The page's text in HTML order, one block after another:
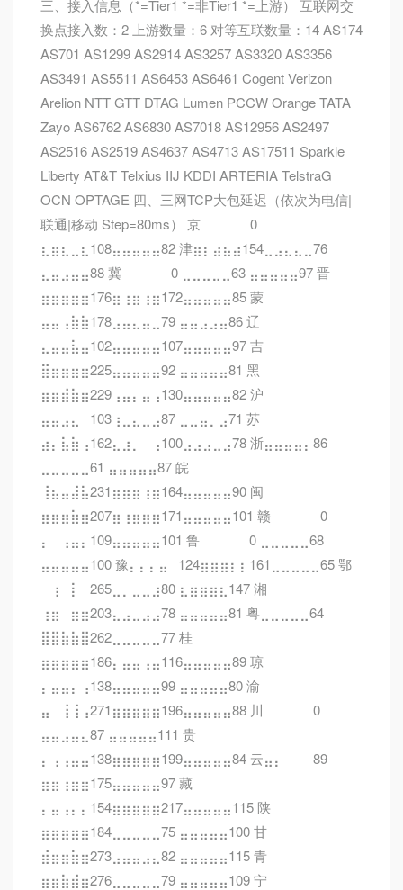
三、接入信息（*=Tier1 *=非Tier1 *=上游） 互联网交
换点接入数：2 上游数量：6 对等互联数量：14 AS174
AS701 AS1299 AS2914 AS3257 AS3320 AS3356
AS3491 AS5511 AS6453 AS6461 Cogent Verizon
Arelion NTT GTT DTAG Lumen PCCW Orange TATA
Zayo AS6762 AS6830 AS7018 AS12956 AS2497
AS2516 AS2519 AS4637 AS4713 AS17511 Sparkle
Liberty AT&T Telxius IIJ KDDI ARTERIA TelstraG
OCN OPTAGE 四、三网TCP大包延迟（依次为电信|
联通|移动 Step=80ms） 京⠀⠀⠀⠀⠀0
⣆⣶⣆⣀⣆108⣤⣤⣤⣤⣤82 津⣶⡆⣴⣦⣴154⣀⣠⣄⣄⣀76
⣄⣤⣠⣤⣤88 冀⠀⠀⠀⠀⠀0 ⣀⣀⣀⣀⣀63 ⣤⣤⣤⣤⣤97 晋
⣶⣶⣶⣶⣶176⣶⢰⣶⢰⣶172⣤⣤⣤⣤⣤85 蒙
⣤⣤⢠⣷⣷178⣠⣤⣄⣤⣀79 ⣤⣤⣠⣠⣤86 辽
⣄⣤⣤⣧⣤102⣤⣤⣤⣤⣤107⣤⣤⣤⣤⣤97 吉
⣿⣶⣶⣶⣶225⣤⣤⣤⣤⣤92 ⣤⣤⣤⣤⣤81 黑
⣶⣶⣾⣷⣶229⢠⣤⡄⣤⢠130⣤⣤⣤⣤⣤82 沪
⣤⣤⣠⣄⠀103⢰⣀⣄⣀⣠87 ⣀⣀⣤⡀⣠71 苏
⣴⡄⣧⣷⢠162⣄⣰⡀⠀⢠100⣠⣠⣠⣀⣠78 浙⣤⣤⣤⣤⡄86
⣀⣀⣀⣀⣀61 ⣤⣤⣤⣤⣤87 皖
⢸⣦⣤⣼⣧231⣶⣶⣶⢰⣶164⣤⣤⣤⣤⣤90 闽
⣶⣶⣶⣷⣶207⣶⢰⣶⣶⣶171⣤⣤⣤⣤⣤101 赣⠀⠀⠀⠀⠀0
⡄⠀⢠⣤⡄109⣤⣤⣤⣤⣤101 鲁⠀⠀⠀⠀⠀0 ⣀⣀⣀⣀⣀68
⣤⣤⣤⣤⣤100 豫⡄⡄⡄⣤⠀124⣶⣶⣶⡆⡆161⣀⣀⣀⣀⣀65 鄂
⠀⢰⠀⡇⠀265⣀⡀⣀⣀⣰80 ⣆⣶⣶⣶⣆147 湘
⢰⣶⠀⣶⣶203⣄⣠⣀⣠⣠78 ⣤⣤⣤⣤⣤81 粤⣀⣀⣀⣀⣀64
⣿⣿⣷⣷⣿262⣀⣀⣀⣀⣀77 桂
⣶⣶⣶⣶⣶186⡄⣤⣤⢠⣤116⣤⣤⣤⣤⣤89 琼
⡄⣤⣤⡄⢠138⣤⣤⣤⣤⣤99 ⣤⣤⣤⣤⣤80 渝
⣤⠀⢸⢸⢠271⣶⣶⣶⣶⣶196⣤⣤⣤⣤⣤88 川⠀⠀⠀⠀⠀0
⣤⣤⣠⣤⣄87 ⣤⣤⣤⣤⣤111 贵
⡄⢠⢠⣤⣤138⣶⣶⣶⣶⣶199⣤⣤⣤⣤⣤84 云⣤⡄⠀⠀⠀89
⣶⣶⢰⣶⣶175⣤⣤⣤⣤⣤97 藏
⡄⣤⢠⡄⡄154⣶⣶⣶⣶⣶217⣤⣤⣤⣤⣤115 陕
⣶⣶⣶⣶⣶184⣀⣀⣀⣀⣀75 ⣤⣤⣤⣤⣤100 甘
⣾⣶⣶⣷⣶273⣠⣤⣤⣠⣄82 ⣤⣤⣤⣤⣤115 青
⣶⣶⣷⣾⣶276⣀⣀⣀⣀⣀79 ⣤⣤⣤⣤⣤109 宁